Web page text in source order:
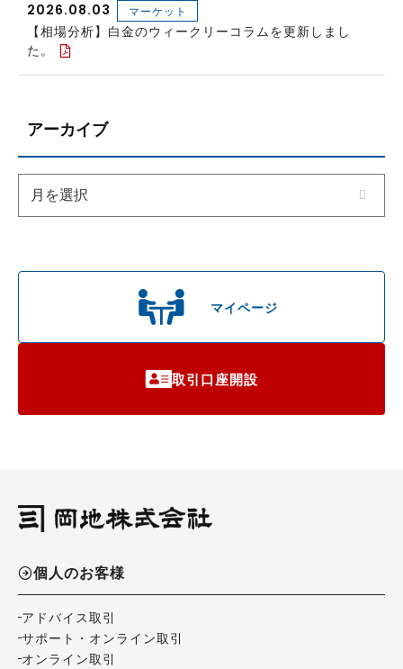
マイページ
取引口座開設
2026.08.03 マーケット
【相場分析】白金のウィークリーコラムを更新しまし
た。
アーカイブ
個人のお客様
アドバイス取引
サポート・オンライン取引
オンライン取引